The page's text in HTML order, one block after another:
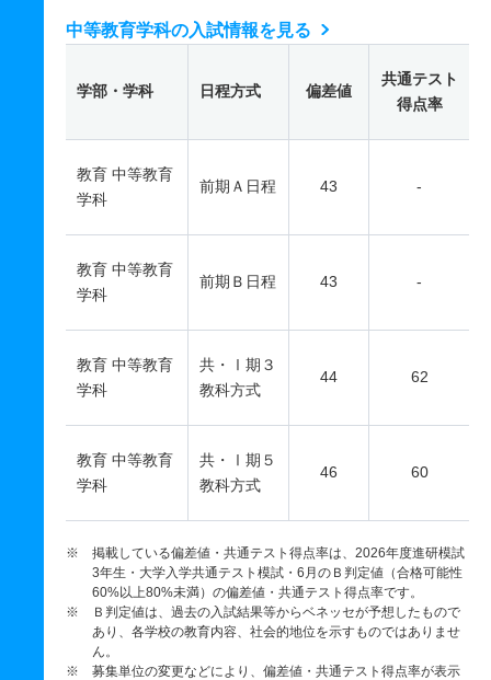
中等教育学科の入試情報を見る
学部・学科 日程方式 偏差値
共通テスト
得点率
教育 中等教育
学科
前期Ａ日程 43 -
教育 中等教育
学科
前期Ｂ日程 43 -
教育 中等教育
学科
共・Ⅰ期３
教科方式
44 62
教育 中等教育
学科
共・Ⅰ期５
教科方式
46 60
※ 掲載している偏差値・共通テスト得点率は、2026年度進研模試
3年生・大学入学共通テスト模試・6月のＢ判定値（合格可能性
60%以上80%未満）の偏差値・共通テスト得点率です。
※ Ｂ判定値は、過去の入試結果等からベネッセが予想したもので
あり、各学校の教育内容、社会的地位を示すものではありませ
ん。
※ 募集単位の変更などにより、偏差値・共通テスト得点率が表示